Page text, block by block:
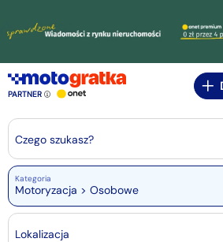
PARTNER
Czego szukasz?
Kategoria
Motoryzacja > Osobowe
Lokalizacja